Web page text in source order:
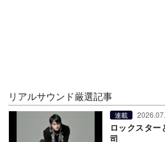
リアルサウンド厳選記事
連載
ロックスタ
司